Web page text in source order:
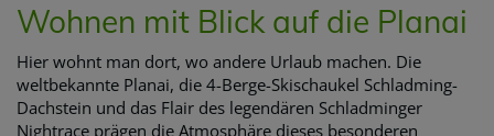
Wohnen mit Blick auf die Planai
Hier wohnt man dort, wo andere Urlaub machen. Die
weltbekannte Planai, die 4-Berge-Skischaukel Schladming-
Dachstein und das Flair des legendären Schladminger
Nightrace prägen die Atmosphäre dieses besonderen